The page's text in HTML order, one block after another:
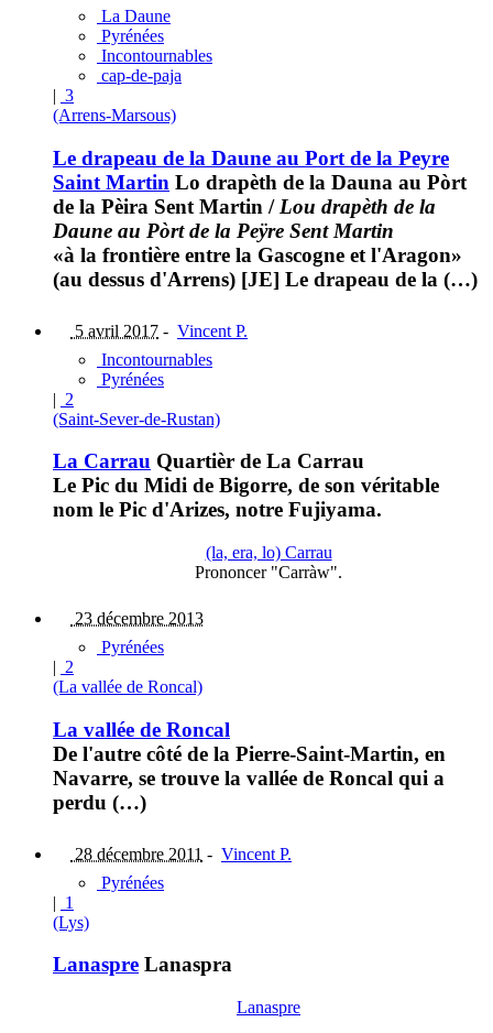
La Daune
Pyrénées
Incontournables
cap-de-paja
| 3
(Arrens-Marsous)
Le drapeau de la Daune au Port de la Peyre
Saint Martin Lo drapèth de la Dauna au Pòrt
de la Pèira Sent Martin / Lou drapèth de la
Daune au Pòrt de la Peÿre Sent Martin
«à la frontière entre la Gascogne et l'Aragon»
(au dessus d'Arrens) [JE] Le drapeau de la (…)
5 avril 2017 - Vincent P.
Incontournables
Pyrénées
| 2
(Saint-Sever-de-Rustan)
La Carrau Quartièr de La Carrau
Le Pic du Midi de Bigorre, de son véritable
nom le Pic d'Arizes, notre Fujiyama.
(la, era, lo) Carrau
Prononcer "Carràw".
23 décembre 2013
Pyrénées
| 2
(La vallée de Roncal)
La vallée de Roncal
De l'autre côté de la Pierre-Saint-Martin, en
Navarre, se trouve la vallée de Roncal qui a
perdu (…)
28 décembre 2011 - Vincent P.
Pyrénées
| 1
(Lys)
Lanaspre Lanaspra
Lanaspre